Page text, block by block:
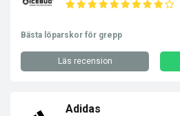
Bästa löparskor för grepp
Läs recension
Adidas